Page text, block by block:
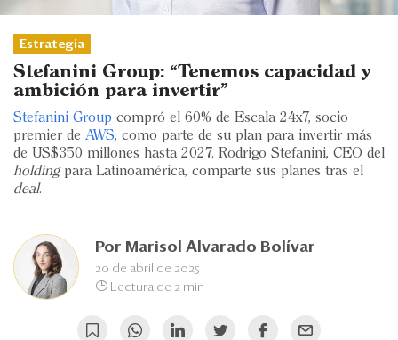
Legal y Política
Eventos
Blogs
Ranking CEO
Estrategia
Stefanini Group: “Tenemos capacidad y
ambición para invertir”
Stefanini Group compró el 60% de Escala 24x7, socio
premier de AWS, como parte de su plan para invertir más
de US$350 millones hasta 2027. Rodrigo Stefanini, CEO del
holdingpara Latinoamérica, comparte sus planes tras el
deal.
Por Marisol Alvarado Bolívar
20 de abril de 2025
Lectura de 2 min